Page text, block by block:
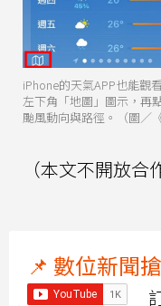
iPhone的天氣APP也能觀
左下角「地圖」圖示，再
颱風動向與路徑。（圖／
（本文不開放合
📌 數位新聞